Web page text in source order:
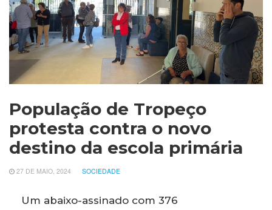
População de Tropeço
protesta contra o novo
destino da escola primária
27 DE MAIO, 2024 SOCIEDADE
Um abaixo-assinado com 376